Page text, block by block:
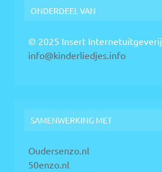
ONDERDEEL VAN
© 2025 Insert Internetuitgeverij
info@kinderliedjes.info
SAMENWERKING MET
Oudersenzo.nl
50enzo.nl